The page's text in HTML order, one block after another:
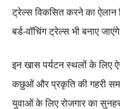
ट्रेल्स विकसित करने का
बर्ड-वॉचिंग ट्रेल्स भी बनाए
इन खास पर्यटन स्थलों के लिए ऐसे
कछुओं और प्रकृति की गहरी
युवाओं के लिए रोजगार का